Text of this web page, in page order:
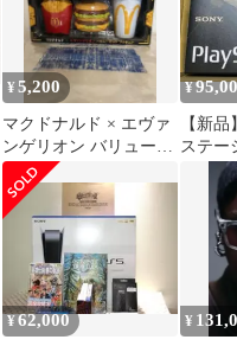
封入 - PS4 0pbj0lf
¥5,200
マクドナルド × エヴァ
ンゲリオン バリューメ
ニューセット
¥
【新
ステー
2000
¥62,000 ¥